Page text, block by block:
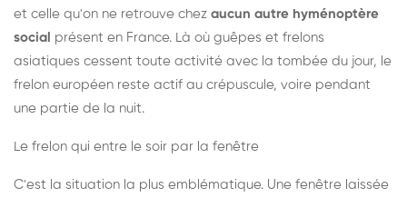
et celle qu'on ne retrouve chez aucun autre hyménoptère
social présent en France. Là où guêpes et frelons
asiatiques cessent toute activité avec la tombée du jour, le
frelon européen reste actif au crépuscule, voire pendant
une partie de la nuit.
Le frelon qui entre le soir par la fenêtre
C'est la situation la plus emblématique. Une fenêtre laissée